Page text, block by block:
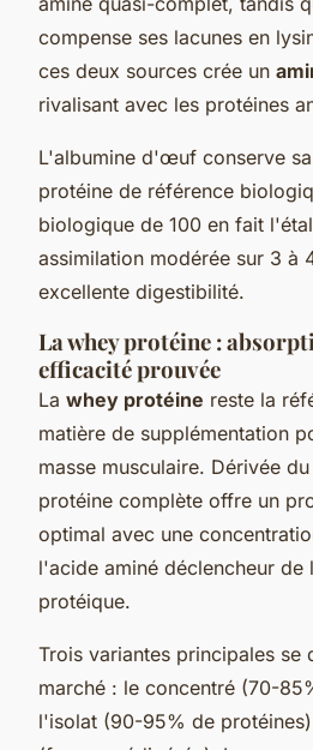
compense ses lacunes en
ces deux sources crée un
rivalisant avec les protéines
L'albumine d'œuf conserve
protéine de référence
biologique de 100 en fait
assimilation modérée sur 3 à
excellente digestibilité.
La whey protéine :
efficacité prouvée
La whey protéine reste la
matière de supplémentation
masse musculaire. Dérivée
protéine complète offre un
optimal avec une
l'acide aminé déclencheur de
protéique.
Trois variantes principales se
marché : le concentré (70-
l'isolat (90-95% de